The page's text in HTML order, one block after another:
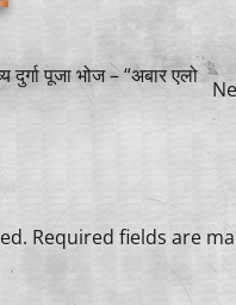
पूजा भोज – “अबार एलो
Required fields are